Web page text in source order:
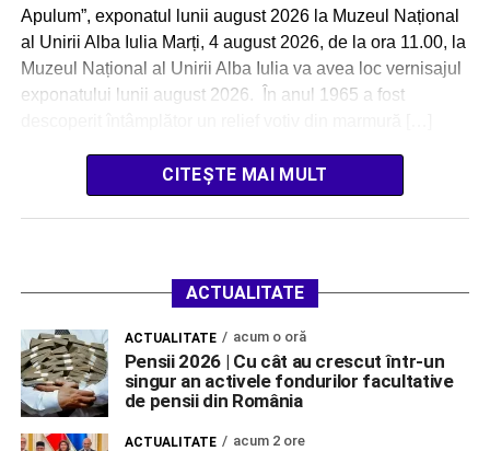
Apulum”, exponatul lunii august 2026 la Muzeul Național
al Unirii Alba Iulia Marți, 4 august 2026, de la ora 11.00, la
Muzeul Național al Unirii Alba Iulia va avea loc vernisajul
exponatului lunii august 2026. În anul 1965 a fost
CITEȘTE MAI MULT
ACTUALITATE
ACTUALITATE acum o oră
Pensii 2026 | Cu cât au crescut într-un
singur an activele fondurilor facultative
de pensii din România
ACTUALITATE acum 2 ore